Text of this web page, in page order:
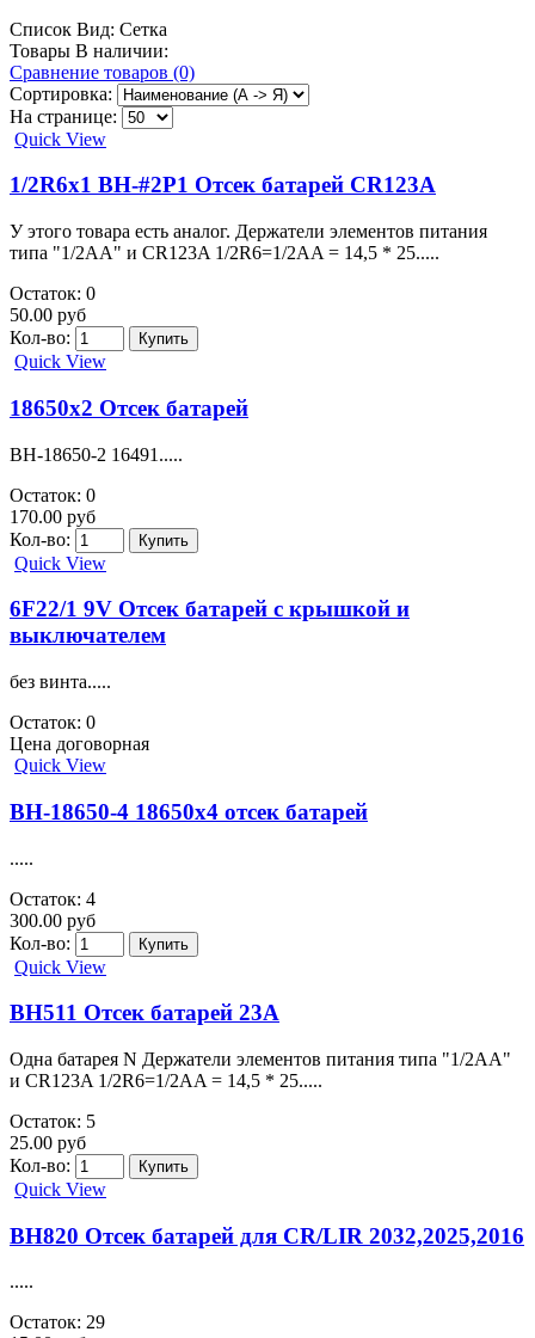
Список Вид: Сетка
Товары В наличии:
Сравнение товаров (0)
Сортировка:
На странице:
Quick View
1/2R6x1 BH-#2P1 Отсек батарей CR123A
У этого товара есть аналог. Держатели элементов питания
типа "1/2АА" и CR123A 1/2R6=1/2AA = 14,5 * 25.....
Остаток: 0
50.00 руб
Кол-во:
Quick View
18650x2 Отсек батарей
BH-18650-2 16491.....
Остаток: 0
170.00 руб
Кол-во:
Quick View
6F22/1 9V Отсек батарей с крышкой и
выключателем
без винта.....
Остаток: 0
Цена договорная
Quick View
BH-18650-4 18650x4 отсек батарей
.....
Остаток: 4
300.00 руб
Кол-во:
Quick View
BH511 Отсек батарей 23A
Одна батарея N Держатели элементов питания типа "1/2АА"
и CR123A 1/2R6=1/2AA = 14,5 * 25.....
Остаток: 5
25.00 руб
Кол-во:
Quick View
BH820 Отсек батарей для CR/LIR 2032,2025,2016
.....
Остаток: 29